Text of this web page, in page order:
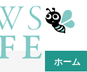
ホーム